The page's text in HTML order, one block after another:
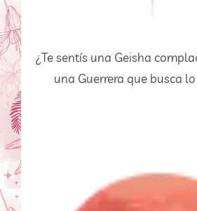
¿Te sentís una Geisha
una Guerrera que busca